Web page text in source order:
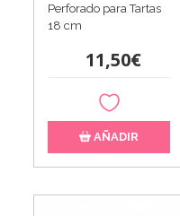
Perforado para Tartas
18 cm
11,50€
AÑADIR